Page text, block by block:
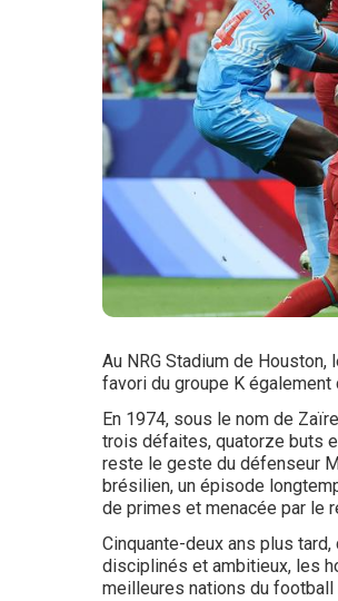
Au NRG Stadium de
favori du groupe K
En 1974, sous le nom de
trois défaites, quatorze buts
reste le geste du défenseur
brésilien, un épisode
de primes et menacée par le
Cinquante-deux ans plus
disciplinés et ambitieux, les
meilleures nations du football